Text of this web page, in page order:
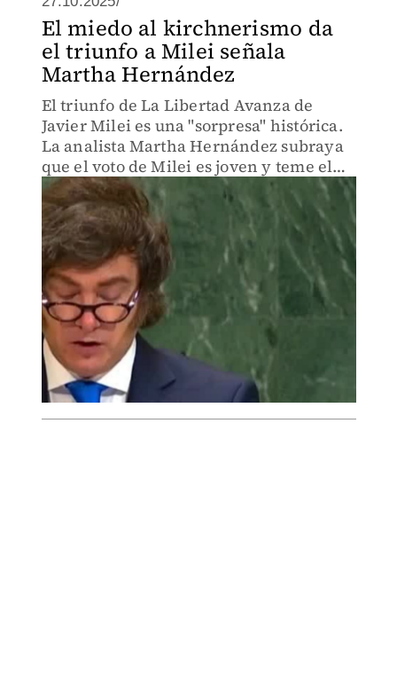
El miedo al kirchnerismo da
el triunfo a Milei señala
Martha Hernández
El triunfo de La Libertad Avanza de
Javier Milei es una "sorpresa" histórica.
La analista Martha Hernández subraya
que el voto de Milei es joven y teme el
regreso del kirchnerismo.